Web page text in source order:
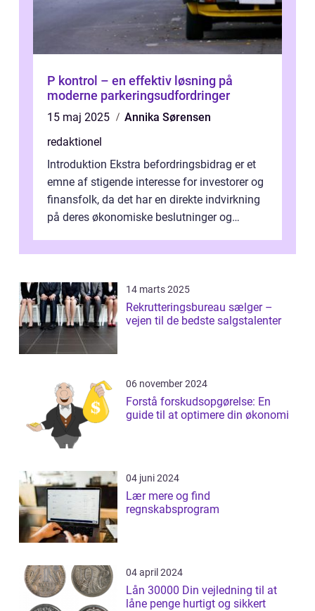
P kontrol – en effektiv løsning på
moderne parkeringsudfordringer
15 maj 2025
Annika Sørensen
redaktionel
Introduktion Ekstra befordringsbidrag er et
emne af stigende interesse for investorer og
finansfolk, da det har en direkte indvirkning
på deres økonomiske beslutninger og
14 marts 2025
Rekrutteringsbureau sælger –
vejen til de bedste salgstalenter
06 november 2024
Forstå forskudsopgørelse: En
guide til at optimere din økonomi
04 juni 2024
Lær mere og find
regnskabsprogram
04 april 2024
Lån 30000 Din vejledning til at
låne penge hurtigt og sikkert